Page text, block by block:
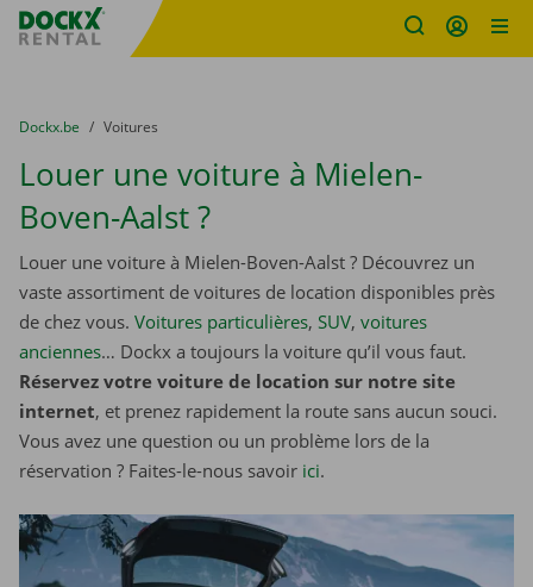
sitename
You are here:
du
Dockx.be to
Voitures
Louer une voiture à Mielen-
Boven-Aalst ?
Louer une voiture à Mielen-Boven-Aalst ? Découvrez un
vaste assortiment de voitures de location disponibles près
de chez vous. Voitures particulières, SUV, voitures
anciennes… Dockx a toujours la voiture qu’il vous faut.
Réservez votre voiture de location sur notre site
internet, et prenez rapidement la route sans aucun souci.
Vous avez une question ou un problème lors de la
réservation ? Faites-le-nous savoir ici.